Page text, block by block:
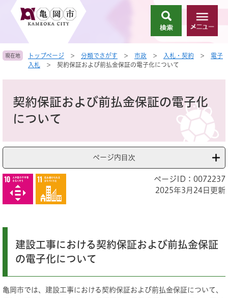
頭
す
飛
し
索
メ
ニ
ー
現在地 トップページ > 分類でさがす > 市政 > 入札・契約 >
電子
入札
> 契約保証および前払金保証の電子化について
契約保証および前払金保証の電子化
について
ページ内目次
ページID：0072237
2025年3月24日更新
建設工事における契約保証および前払金保証
の電子化について
亀岡市では、建設工事における契約保証および前払金保証について、